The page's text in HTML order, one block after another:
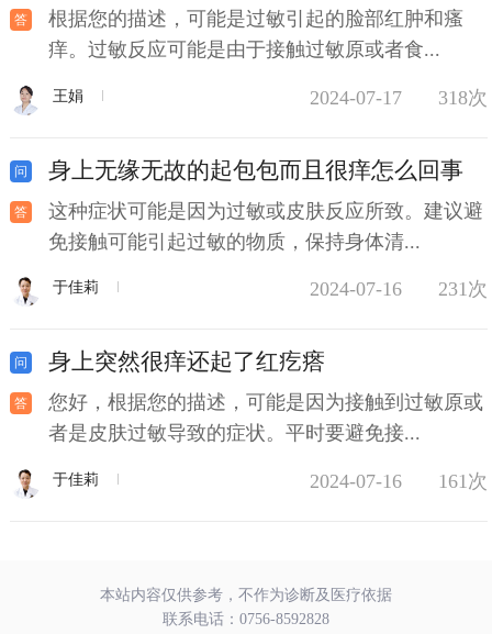
根据您的描述，可能是过敏引起的脸部红肿和瘙
痒。过敏反应可能是由于接触过敏原或者食...
王娟 2024-07-17 318次
身上无缘无故的起包包而且很痒怎么回事
这种症状可能是因为过敏或皮肤反应所致。建议避
免接触可能引起过敏的物质，保持身体清...
于佳莉 2024-07-16 231次
身上突然很痒还起了红疙瘩
您好，根据您的描述，可能是因为接触到过敏原或
者是皮肤过敏导致的症状。平时要避免接...
于佳莉 2024-07-16 161次
本站内容仅供参考，不作为诊断及医疗依据
联系电话： 0756-8592828